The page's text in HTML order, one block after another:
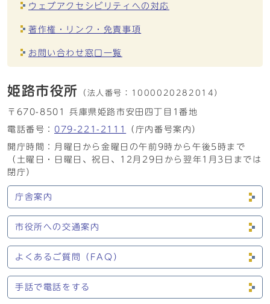
ウェブアクセシビリティへの対応
著作権・リンク・免責事項
お問い合わせ窓口一覧
姫路市役所 （法人番号： 1000020282014）
〒670-8501 兵庫県姫路市安田四丁目1番地
電話番号： 079-221-2111
（庁内番号案内）
開庁時間：月曜日から金曜日の午前9時から午後5時まで
（土曜日・日曜日、祝日、12月29日から翌年1月3日までは
閉庁）
庁舎案内
市役所への交通案内
よくあるご質問（FAQ）
手話で電話をする